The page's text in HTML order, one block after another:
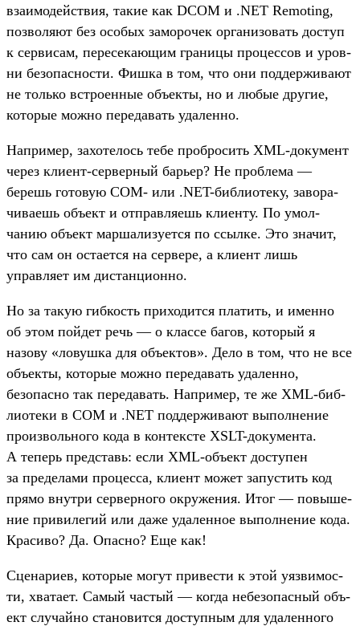
вза­имо­дей­ствия, такие как DCOM и .NET Remoting,
поз­воля­ют без осо­бых заморо­чек орга­низо­вать дос­туп
к сер­висам, пересе­кающим гра­ницы про­цес­сов и уров­
ни безопас­ности. Фиш­ка в том, что они под­держи­вают
не толь­ко встро­енные объ­екты, но и любые дру­гие,
которые мож­но переда­вать уда­лен­но.
Нап­ример, захоте­лось тебе проб­росить XML-документ
через кли­ент‑сер­верный барь­ер? Не проб­лема —
берешь готовую COM- или .NET-биб­лиоте­ку, завора­
чива­ешь объ­ект и отправ­ляешь кли­енту. По умол­
чанию объ­ект мар­шализу­ется по ссыл­ке. Это зна­чит,
что сам он оста­ется на сер­вере, а кли­ент лишь
управля­ет им дис­танци­онно.
Но за такую гиб­кость при­ходит­ся пла­тить, и имен­но
об этом пой­дет речь — о клас­се багов, который я
назову «ловуш­ка для объ­ектов». Дело в том, что не все
объ­екты, которые мож­но переда­вать уда­лен­но,
безопас­но так переда­вать. Нап­ример, те же XML-биб­
лиоте­ки в COM и .NET под­держи­вают выпол­нение
про­изволь­ного кода в кон­тек­сте XSLT-докумен­та.
А теперь пред­ставь: если XML-объ­ект дос­тупен
за пре­дела­ми про­цес­са, кли­ент может запус­тить код
пря­мо внут­ри сер­верно­го окру­жения. Итог — повыше­
ние при­виле­гий или даже уда­лен­ное выпол­нение кода.
Кра­сиво? Да. Опас­но? Еще как!
Сце­нари­ев, которые могут при­вес­ти к этой уяз­вимос­
ти, хва­тает. Самый час­тый — ког­да небезо­пас­ный объ­
ект слу­чай­но ста­новит­ся дос­тупным для уда­лен­ного